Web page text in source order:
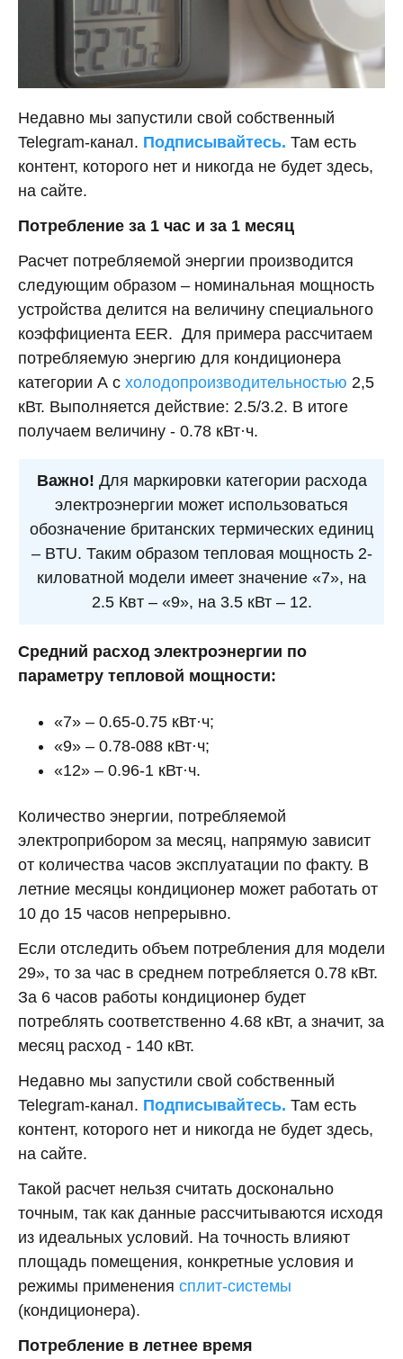
Недавно мы запустили свой собственный
Telegram-канал. Подписывайтесь. Там есть
контент, которого нет и никогда не будет здесь,
на сайте.
Потребление за 1 час и за 1 месяц
Расчет потребляемой энергии производится
следующим образом – номинальная мощность
устройства делится на величину специального
коэффициента ЕЕR. Для примера рассчитаем
потребляемую энергию для кондиционера
категории А с холодопроизводительностью 2,5
кВт. Выполняется действие: 2.5/3.2. В итоге
получаем величину - 0.78 кВт·ч.
Важно! Для маркировки категории расхода
электроэнергии может использоваться
обозначение британских термических единиц
– BTU. Таким образом тепловая мощность 2-
киловатной модели имеет значение «7», на
2.5 Квт – «9», на 3.5 кВт – 12.
Средний расход электроэнергии по
параметру тепловой мощности:
«7» – 0.65-0.75 кВт·ч;
«9» – 0.78-088 кВт·ч;
«12» – 0.96-1 кВт·ч.
Количество энергии, потребляемой
электроприбором за месяц, напрямую зависит
от количества часов эксплуатации по факту. В
летние месяцы кондиционер может работать от
10 до 15 часов непрерывно.
Если отследить объем потребления для модели
29», то за час в среднем потребляется 0.78 кВт.
За 6 часов работы кондиционер будет
потреблять соответственно 4.68 кВт, а значит, за
месяц расход - 140 кВт.
Недавно мы запустили свой собственный
Telegram-канал. Подписывайтесь. Там есть
контент, которого нет и никогда не будет здесь,
на сайте.
Такой расчет нельзя считать досконально
точным, так как данные рассчитываются исходя
из идеальных условий. На точность влияют
площадь помещения, конкретные условия и
режимы применения сплит-системы
(кондиционера).
Потребление в летнее время